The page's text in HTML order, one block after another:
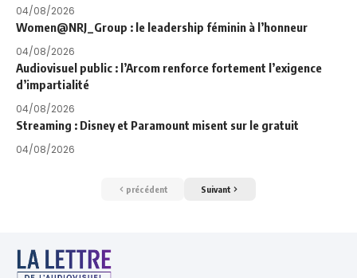
04/08/2026
Women@NRJ_Group : le leadership féminin à l’honneur
04/08/2026
Audiovisuel public : l’Arcom renforce fortement l’exigence
d’impartialité
04/08/2026
Streaming : Disney et Paramount misent sur le gratuit
04/08/2026
précédent Suivant